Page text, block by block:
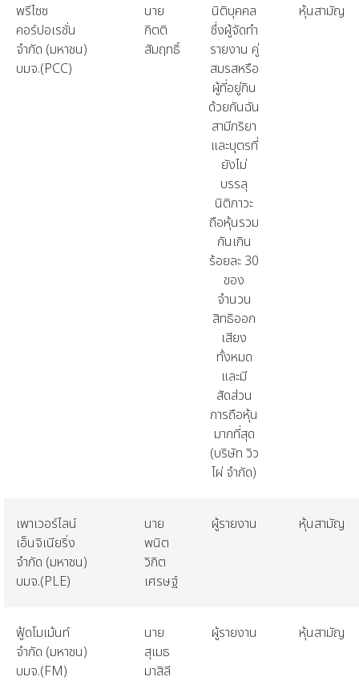
พรีไซซ
คอร์ปอเรชั่น
จำกัด (มหาชน)
บมจ.(PCC)
นาย
กิตติ
สัมฤทธิ์
นิติบุคคล
ซึ่งผู้จัดทำ
รายงาน คู่
สมรสหรือ
ผู้ที่อยู่กิน
ด้วยกันฉัน
สามีภริยา
และบุตรที่
ยังไม่
บรรลุ
นิติภาวะ
ถือหุ้นรวม
กันเกิน
ร้อยละ 30
ของ
จำนวน
สิทธิออก
เสียง
ทั้งหมด
และมี
สัดส่วน
การถือหุ้น
มากที่สุด
(บริษัท วิว
ไผ่ จำกัด)
หุ้นสามัญ
เพาเวอร์ไลน์
เอ็นจิเนียริ่ง
จำกัด (มหาชน)
บมจ.(PLE)
นาย
พนิต
วิกิต
เศรษฐ์
ผู้รายงาน หุ้นสามัญ
ฟู้ดโมเม้นท์
จำกัด (มหาชน)
บมจ.(FM)
นาย
สุเมธ
มาสิลี
ผู้รายงาน หุ้นสามัญ